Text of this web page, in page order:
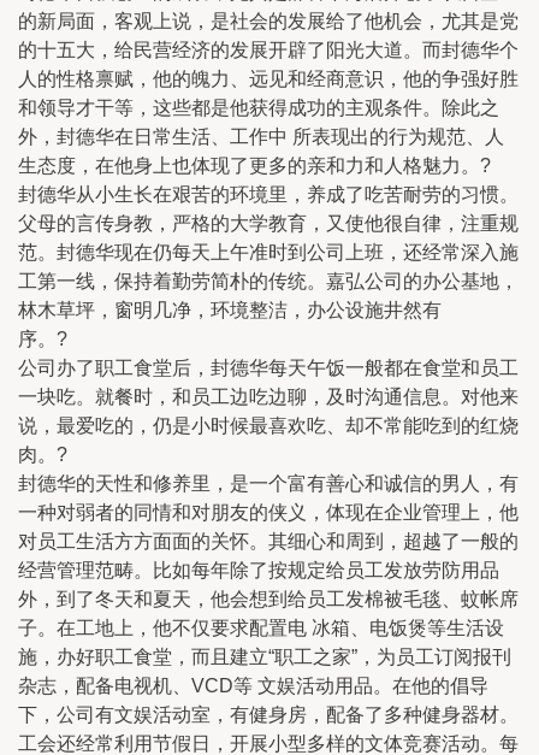
的新局面，客观上说，是社会的发展给了他机会，尤其是党
的十五大，给民营经济的发展开辟了阳光大道。而封德华个
人的性格禀赋，他的魄力、远见和经商意识，他的争强好胜
和领导才干等，这些都是他获得成功的主观条件。除此之
外，封德华在日常生活、工作中 所表现出的行为规范、人
生态度，在他身上也体现了更多的亲和力和人格魅力。?
封德华从小生长在艰苦的环境里，养成了吃苦耐劳的习惯。
父母的言传身教，严格的大学教育，又使他很自律，注重规
范。封德华现在仍每天上午准时到公司上班，还经常深入施
工第一线，保持着勤劳简朴的传统。嘉弘公司的办公基地，
林木草坪，窗明几净，环境整洁，办公设施井然有
序。?
公司办了职工食堂后，封德华每天午饭一般都在食堂和员工
一块吃。就餐时，和员工边吃边聊，及时沟通信息。对他来
说，最爱吃的，仍是小时候最喜欢吃、却不常能吃到的红烧
肉。?
封德华的天性和修养里，是一个富有善心和诚信的男人，有
一种对弱者的同情和对朋友的侠义，体现在企业管理上，他
对员工生活方方面面的关怀。其细心和周到，超越了一般的
经营管理范畴。比如每年除了按规定给员工发放劳防用品
外，到了冬天和夏天，他会想到给员工发棉被毛毯、蚊帐席
子。在工地上，他不仅要求配置电 冰箱、电饭煲等生活设
施，办好职工食堂，而且建立“职工之家”，为员工订阅报刊
杂志，配备电视机、VCD等 文娱活动用品。在他的倡导
下，公司有文娱活动室，有健身房，配备了多种健身器材。
工会还经常利用节假日，开展小型多样的文体竞赛活动。每